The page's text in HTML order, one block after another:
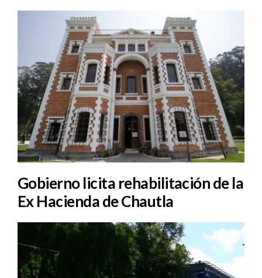
Gobierno licita rehabilitación de la
Ex Hacienda de Chautla